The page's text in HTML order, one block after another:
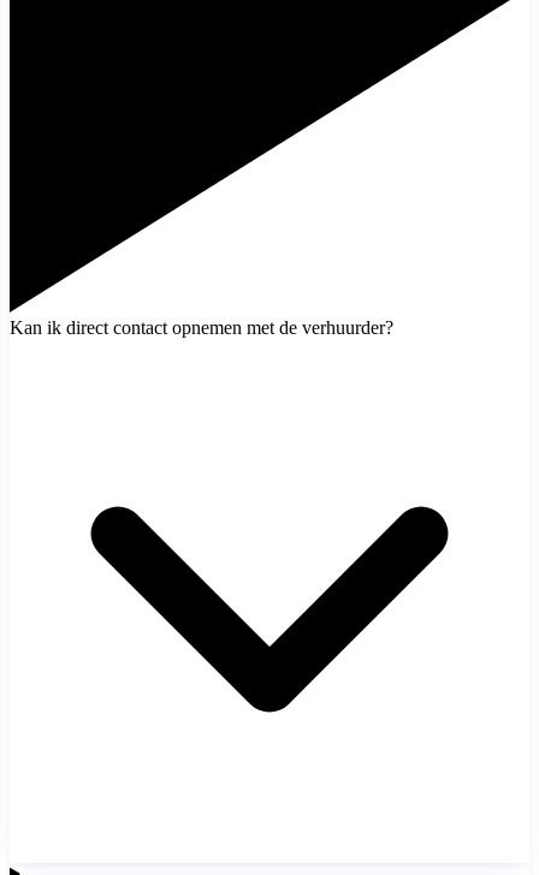
Kan ik direct contact opnemen met de verhuurder?